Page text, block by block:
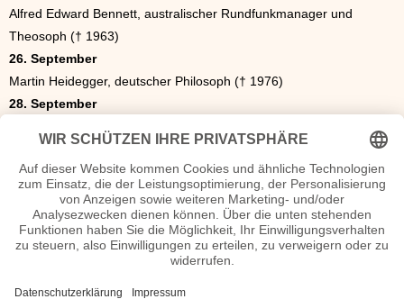
Alfred Edward Bennett, australischer Rundfunkmanager und
Theosoph († 1963)
26. September
Martin Heidegger, deutscher Philosoph († 1976)
28. September
Schauspieler († 1942)
28. September
Rudolf Pfeiffer, deutscher Altphilologe († 1979)